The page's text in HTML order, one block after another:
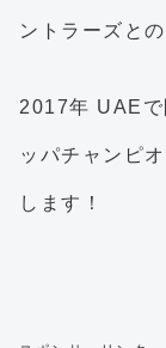
ントラーズと
2017年 UAEで
ッパチャンピ
します！